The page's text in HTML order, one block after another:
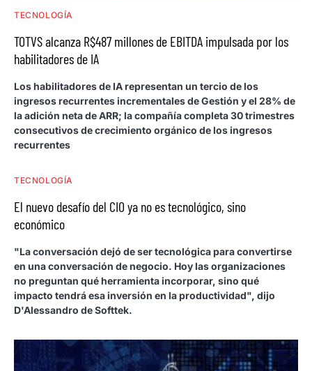
TECNOLOGÍA
TOTVS alcanza R$487 millones de EBITDA impulsada por los
habilitadores de IA
Los habilitadores de IA representan un tercio de los
ingresos recurrentes incrementales de Gestión y el 28% de
la adición neta de ARR; la compañía completa 30 trimestres
consecutivos de crecimiento orgánico de los ingresos
recurrentes
TECNOLOGÍA
El nuevo desafío del CIO ya no es tecnológico, sino
económico
"La conversación dejó de ser tecnológica para convertirse
en una conversación de negocio. Hoy las organizaciones
no preguntan qué herramienta incorporar, sino qué
impacto tendrá esa inversión en la productividad", dijo
D'Alessandro de Softtek.